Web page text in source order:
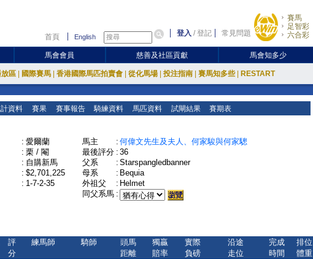
首頁 English 登入 /登記 常見問題
賽馬
足智彩
六合彩
馬會會員 慈善及社區貢獻 馬會知多少
區 國際賽馬 香港國際馬匹拍賣會 從化馬場 投注指南 賽馬知多些 RESTART
資料 賽果 賽事報告 騎練資料 馬匹資料 試閘結果 賽期表
: 愛爾蘭
: 栗 / 閹
: 自購新馬
: $2,701,225
: 1-7-2-35
馬主 : 何偉文先生及夫人、何家駿與何家驄
最後評分 : 36
父系
: Starspangledbanner
母系
: Bequia
外祖父
: Helmet
同父系馬 :
評
分
練馬師 騎師
頭馬
距離
獨贏
賠率
實際
負磅
沿途
走位
完成
時間
排位
體重